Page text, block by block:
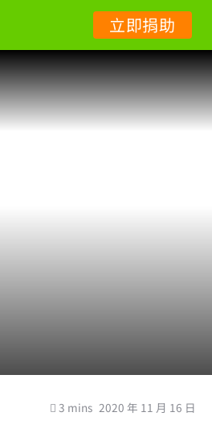
立即捐助
3 mins 2020 年 11 月 16 日